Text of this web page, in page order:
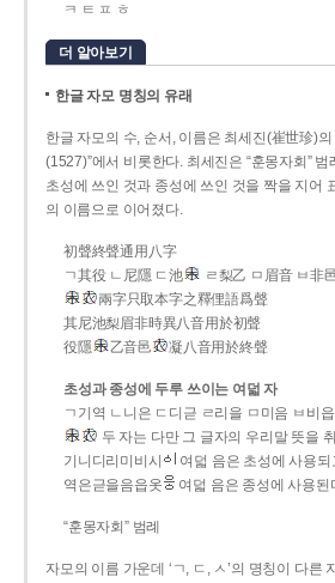
ㅋ ㅌ ㅍ ㅎ
더 알아보기
한글 자모 명칭의 유래
한글 자모의 수, 순서, 이름은 최세진(崔世珍)
(1527)”에서 비롯한다. 최세진은 “훈몽자회”
초성에 쓰인 것과 종성에 쓰인 것을 짝을 지어
의 이름으로 이어졌다.
初聲終聲通用八字
ㄱ其役 ㄴ尼隱 ㄷ池
ㄹ梨乙 ㅁ眉音 ㅂ非
兩字只取本字之釋俚語爲聲
其尼池梨眉非時異八音用於初聲
役隱
乙音邑 凝八音用於終聲
초성과 종성에 두루 쓰이는 여덟 자
ㄱ기역 ㄴ니은 ㄷ디귿 ㄹ리을 ㅁ미음 ㅂ비읍
두 자는 다만 그 글자의 우리말 뜻을
기니디리미비시
여덟 음은 초성에 사용되
역은귿을음읍옷
여덟 음은 종성에 사용된
“훈몽자회” 범례
자모의 이름 가운데 ‘ㄱ, ㄷ, ㅅ’의 명칭이 다른